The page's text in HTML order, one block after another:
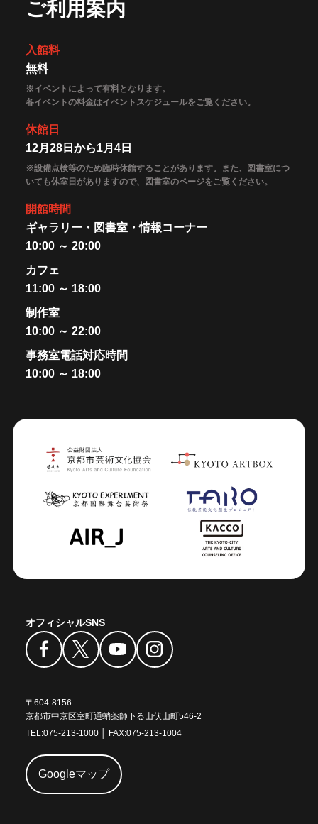
ご利用案内
入館料
無料
※イベントによって有料となります。
各イベントの料金はイベントスケジュールをご覧ください。
休館日
12月28日から1月4日
※設備点検等のため臨時休館することがあります。また、図書室につ
いても休室日がありますので、図書室のページをご覧ください。
開館時間
ギャラリー・図書室・情報コーナー
10:00 ～ 20:00
カフェ
11:00 ～ 18:00
制作室
10:00 ～ 22:00
事務室電話対応時間
10:00 ～ 18:00
オフィシャルSNS
〒604-8156
京都市中京区室町通蛸薬師下る山伏山町546-2
TEL:075-213-1000│ FAX:075-213-1004
Googleマップ